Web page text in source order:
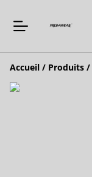
Accueil / Produits /